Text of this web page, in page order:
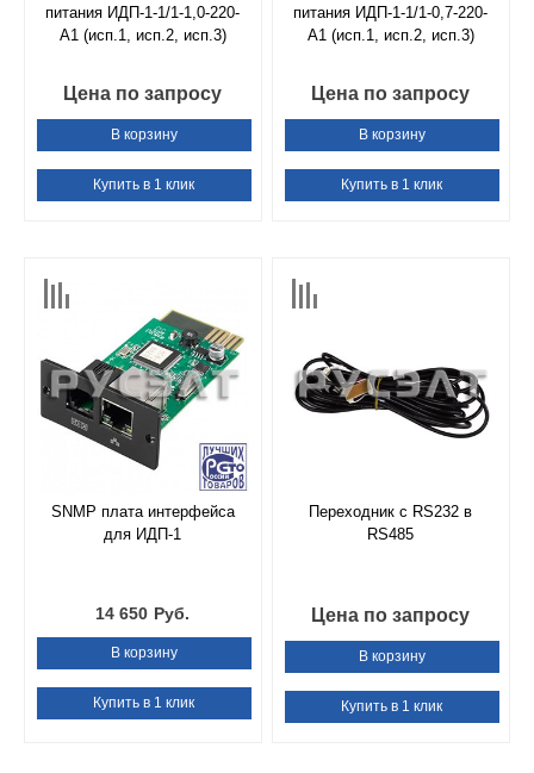
питания ИДП-1-1/1-1,0-220-
А1 (исп.1, исп.2, исп.3)
Цена по запросу
В корзину
Купить в 1 клик
питания ИДП-1-1/1-0,7-220-
А1 (исп.1, исп.2, исп.3)
Цена по запросу
В корзину
Купить в 1 клик
SNMP плата интерфейса
для ИДП-1
14 650 Руб.
В корзину
Купить в 1 клик
Переходник с RS232 в
RS485
Цена по запросу
В корзину
Купить в 1 клик